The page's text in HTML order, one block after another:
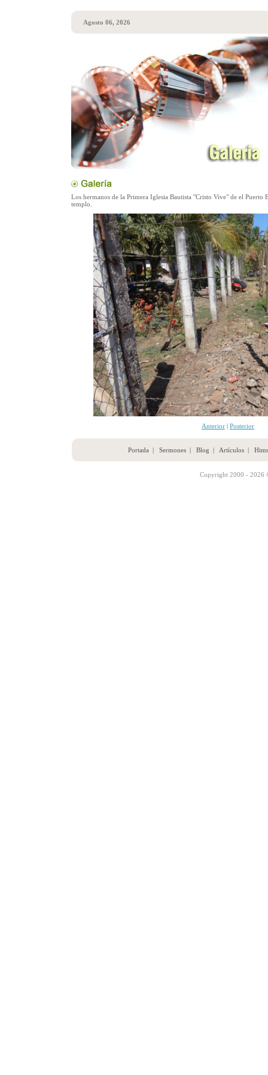
Agosto 06, 2026
Los hermanos de la Primera Iglesia Bautista "Cristo Vive" de el Puerto
templo.
Anterior | Posterior
Portada | Sermones| Blog | Artículos|
Copyright 2000 - 2026